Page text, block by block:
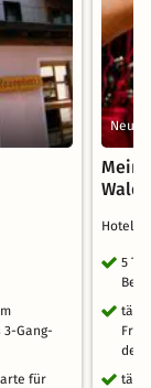
Gang-
für
Wald
Hotel
5
des